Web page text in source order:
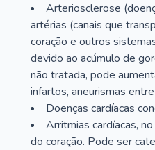
Arteriosclerose
artérias (canais que
coração e outros
devido ao acúmulo de
não tratada, pode
infartos, aneurismas
Doenças cardíacas
Arritmias cardíacas,
do coração. Pode ser